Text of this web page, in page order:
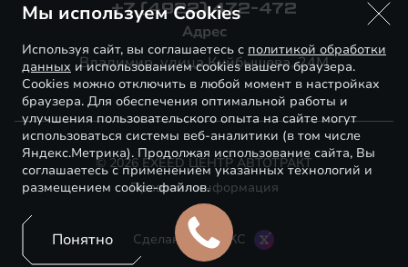
+7 (4922) 472-472
Адрес
Владимир, улица Куйбышева, 24М
© 2026 EXEED ЦЕНТР АВТОТРАКТ
Правовая информация
Сделано в ПЕРКС
Мы используем Cookies
Используя сайт, вы соглашаетесь с политикой обработки
данных и использованием cookies вашего браузера.
Cookies можно отключить в любой момент в настройках
браузера. Для обеспечения оптимальной работы и
улучшения пользовательского опыта на сайте могут
использоваться системы веб-аналитики (в том числе
Яндекс.Метрика). Продолжая использование сайта, Вы
соглашаетесь с применением указанных технологий и
размещением cookie-файлов.
Понятно